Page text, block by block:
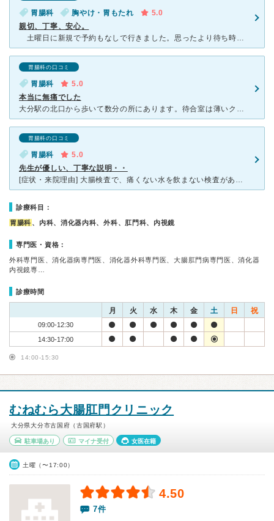
胃腸科 胸やけ・胃もたれ
5.0
親切、丁寧、安心。
土曜日に新規で予約もなしで行きました。思ったより待ち時間は少なく、予約の方の合間に診察していただきました。診察はカウンセリングのようで丁寧で、心配事がなくなるように最後は内視鏡の検査までしていただき
胃腸科の口コミ
胃腸科
5.0
本当に無痛でした
大分駅の北口から歩いて数分の所にあります。待合室は薄いクリーム色で、高い天井と間接照明で大変落ちいた雰囲気です。 検査を受ける前には、鍵のかかるロッカーのある個室でスリッパに履き替えます。 エコー
胃腸科の口コミ
胃腸科
5.0
先生が優しい、丁寧な説明・・
[症状・来院理由] 大腸検査で、痛くない水を飲まない検査がある、ということでここにお世話になりましたが、次回もまたお願いしたいです。 [医師の診断・治療法] 大腸カメラによる、大腸検査。水を飲ま
診療科目：
胃腸科 、内科、消化器内科、外科、肛門科、内視鏡
専門医・資格：
外科専門医、消化器病専門医、消化器外科専門医、大腸肛門病専門医、消化器
内視鏡専…
診療時間
月 火 水 木 金 土 日 祝
09:00-12:30
14:30-17:00
14:00-15:30
むねむら大腸肛門クリニック
大分県大分市古国府（古国府駅）
駐車場あり マイナ受付 女医在籍
土曜（〜17:00）
4.50
7件